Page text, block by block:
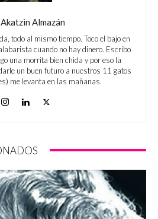
Almazán
todo al mismo tiempo. Toco el bajo en
cuando no hay dinero. Escribo
una morrita bien chida y por eso la
un buen futuro a nuestros 11 gatos
me levanta en las mañanas.